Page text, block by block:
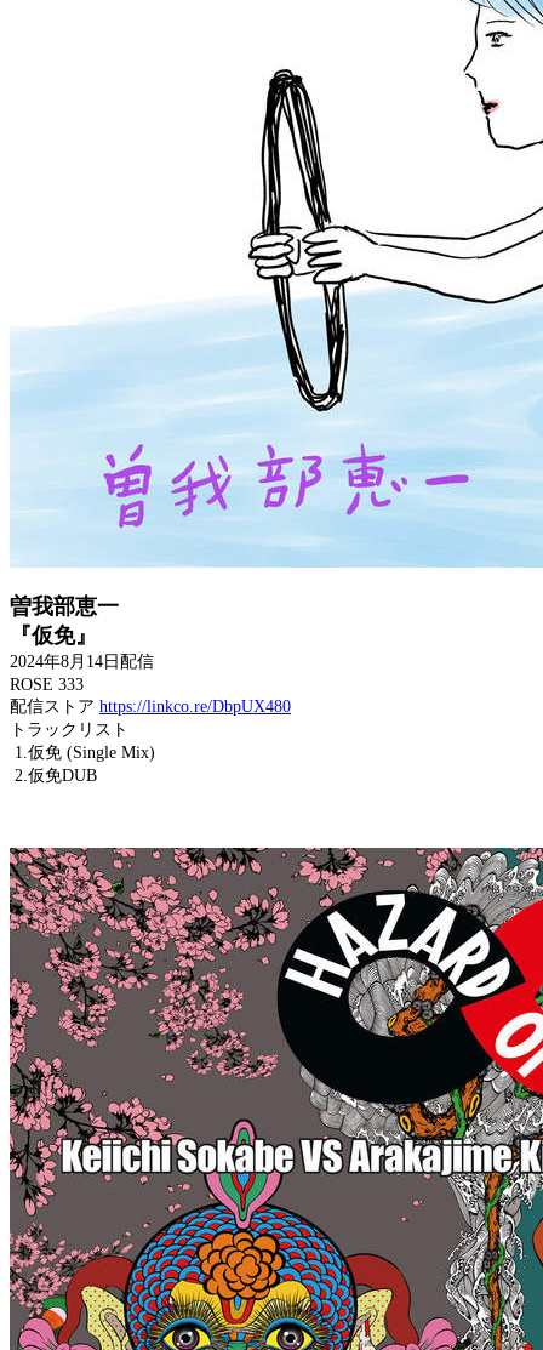
曽我部恵一
『仮免』
2024年8月14日配信
ROSE 333
配信ストア https://linkco.re/DbpUX480
トラックリスト
1.仮免 (Single Mix)
2.仮免DUB